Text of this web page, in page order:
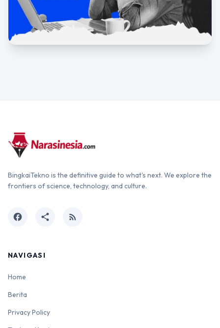
BingkaiTekno is the definitive guide to what's next. We explore the
frontiers of science, technology, and culture.
facebook share rss_feed
NAVIGASI
Home
Berita
Privacy Policy